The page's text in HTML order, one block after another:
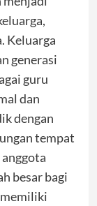
Keluarga
generasi
guru
dan
dengan
tempat
besar bagi
memiliki